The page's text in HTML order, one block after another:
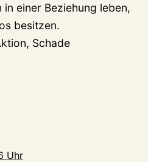
einer Beziehung leben,
besitzen.
Schade
Uhr